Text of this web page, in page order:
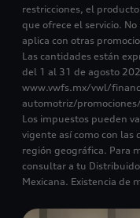
restricciones, el
que ofrece el servicio.
aplica con otras
Las cantidades están
del 1 al 31 de agosto
www.vwfs.mx/vwl/
automotriz/
Los impuestos pueden
vigente así como con las
región geográfica. Para
consultar a tu
Mexicana. Existencia de